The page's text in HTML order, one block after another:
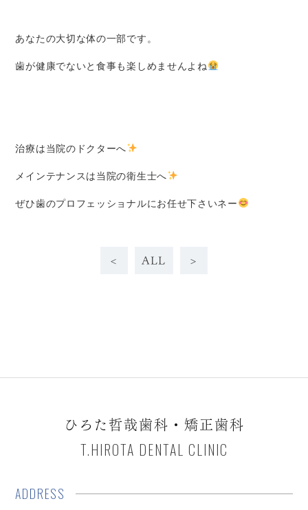
あなたの大切な体の一部です。
歯が健康でないと食事も楽しめませんよね
治療は当院のドクターへ
メインテナンスは当院の衛生士へ
ぜひ歯のプロフェッショナルにお任せ下さいネー
< ALL >
ひろた哲哉歯科・矯正歯科
T.HIROTA DENTAL CLINIC
ADDRESS